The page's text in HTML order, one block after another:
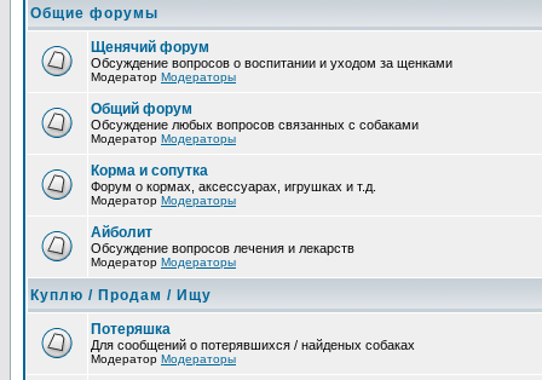
Общие форумы
Щенячий форум
Обсуждение вопросов о воспитании и уходом за щенками
Модератор Модераторы
Общий форум
Обсуждение любых вопросов связанных с собаками
Модератор Модераторы
Корма и сопутка
Форум о кормах, аксессуарах, игрушках и т.д.
Модератор Модераторы
Айболит
Обсуждение вопросов лечения и лекарств
Модератор Модераторы
Куплю / Продам / Ищу
Потеряшка
Для сообщений о потерявшихся / найденых собаках
Модератор Модераторы